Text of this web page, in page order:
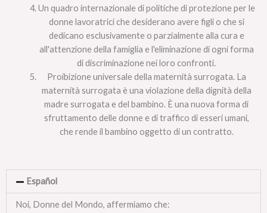
Un quadro internazionale di politiche di protezione per le
donne lavoratrici che desiderano avere figli o che si
dedicano esclusivamente o parzialmente alla cura e
all'attenzione della famiglia e l'eliminazione di ogni forma
di discriminazione nei loro confronti.
Proibizione universale della maternità surrogata. La
maternità surrogata è una violazione della dignità della
madre surrogata e del bambino. È una nuova forma di
sfruttamento delle donne e di traffico di esseri umani,
che rende il bambino oggetto di un contratto.
Español
Noi, Donne del Mondo, affermiamo che: